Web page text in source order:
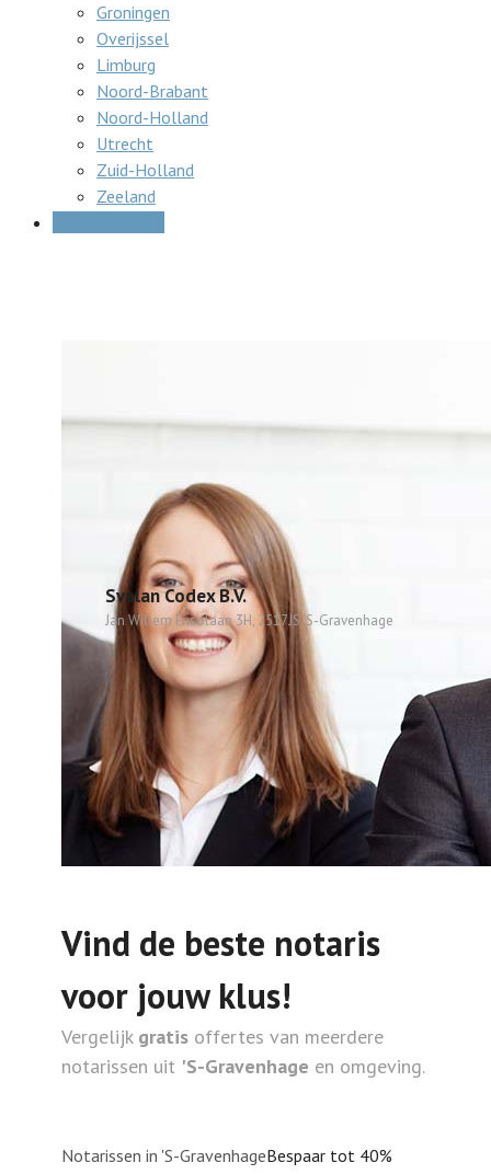
Groningen
Overijssel
Limburg
Noord-Brabant
Noord-Holland
Utrecht
Zuid-Holland
Zeeland
Svalan Codex B.V.
Jan Willem Frisolaan 3H, 2517JS 'S-Gravenhage
Vind de beste notaris
voor jouw klus!
Vergelijk gratis offertes van meerdere
notarissen uit 'S-Gravenhage en omgeving.
Notarissen in 'S-GravenhageBespaar tot 40%